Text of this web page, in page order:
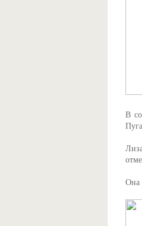
В
Она